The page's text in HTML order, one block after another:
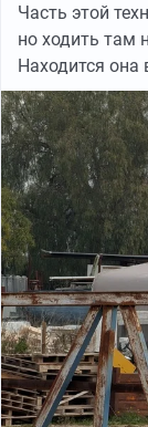
Часть этой
но ходить там
Находится